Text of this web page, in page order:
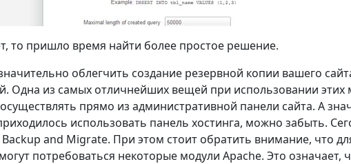
то пришло время найти более простое решение.
облегчить создание резервной копии вашего
Одна из самых отличнейших вещей при использовании этих
прямо из административной панели сайта. А
использовать панель хостинга, можно забыть.
and Migrate. При этом стоит обратить внимание, что
потребоваться некоторые модули Apache. Это означает,